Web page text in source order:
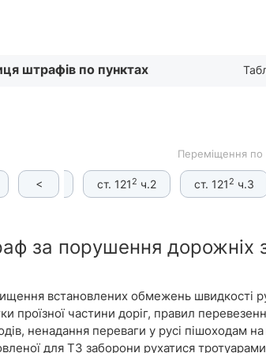
штрафів по пунктах
Переміщення по
<
2ч. 1 ст. 1212 ч.2 ст. 1212 ч.3
за порушення дорожніх
встановлених обмежень швидкості
проїзної частини доріг, правил
ненадання переваги у русі пішоходам
для ТЗ заборони рухатися